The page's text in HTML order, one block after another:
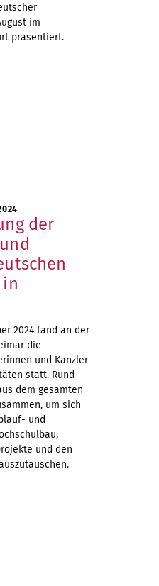
im
präsentiert.
der
2024 fand an der
die
und Kanzler
statt. Rund
dem gesamten
um sich
und
und den